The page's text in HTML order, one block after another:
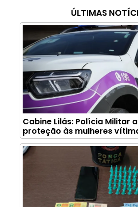
ÚLTIMAS
Cabine Lilás: Polícia Militar
proteção às mulheres